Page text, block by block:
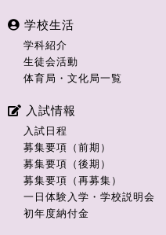
学校生活
学科紹介
生徒会活動
体育局・文化局一覧
入試情報
入試日程
募集要項（前期）
募集要項（後期）
募集要項（再募集）
一日体験入学・学校説明会
初年度納付金